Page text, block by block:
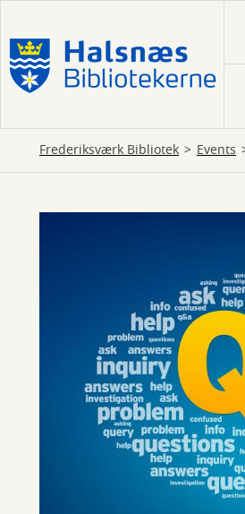
hovedindhold
Frederiksværk Bibliotek Events